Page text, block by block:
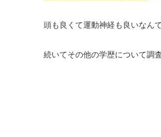
頭も良くて運動神経も良いなん
続いてその他の学歴について調